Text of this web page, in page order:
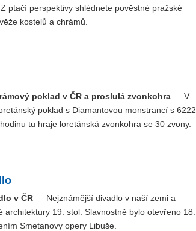
ptačí perspektivy shlédnete pověstné pražské
kostelů a chrámů.
poklad v ČR a proslulá zvonkohra — V
poklad s Diamantovou monstrancí s 6222
tu hraje loretánská zvonkohra se 30 zvony.
v ČR — Nejznámější divadlo v naší zemi a
architektury 19. stol. Slavnostně bylo otevřeno 18.
Smetanovy opery Libuše.